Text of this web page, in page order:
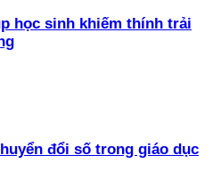
học sinh khiếm thính trải
đổi số trong giáo dục